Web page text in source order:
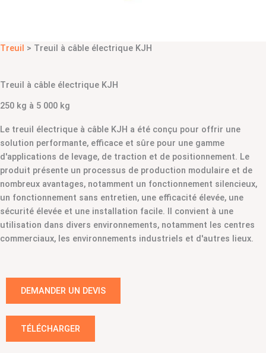
Treuil > Treuil à câble électrique KJH
Treuil à câble électrique KJH
250 kg à 5 000 kg
Le treuil électrique à câble KJH a été conçu pour offrir une
solution performante, efficace et sûre pour une gamme
d'applications de levage, de traction et de positionnement. Le
produit présente un processus de production modulaire et de
nombreux avantages, notamment un fonctionnement silencieux,
un fonctionnement sans entretien, une efficacité élevée, une
sécurité élevée et une installation facile. Il convient à une
utilisation dans divers environnements, notamment les centres
commerciaux, les environnements industriels et d'autres lieux.
DEMANDER UN DEVIS
TÉLÉCHARGER